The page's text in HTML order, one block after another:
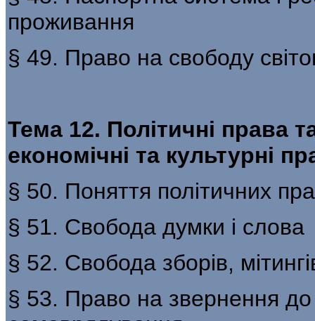
проживання
§ 49. Право на свободу
Тема 12. Політичні права
економічні та культурні
§ 50. Поняття політичних
§ 51. Свобода думки і слова
§ 52. Свобода зборів,
§ 53. Право на звернення до